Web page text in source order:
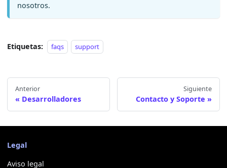
nosotros.
Etiquetas: faqs support
Anterior
Desarrolladores
Siguiente
Contacto y Soporte
Legal
Aviso legal